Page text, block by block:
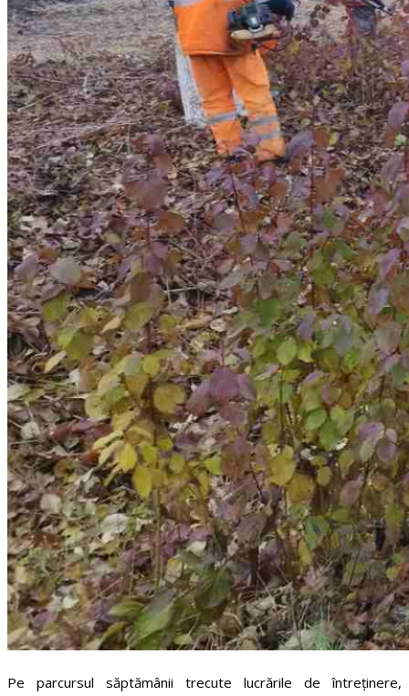
Pe parcursul săptămânii trecute lucrările de întreținere,